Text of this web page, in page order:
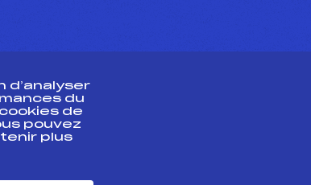
d’analyser
du
de
pouvez
plus